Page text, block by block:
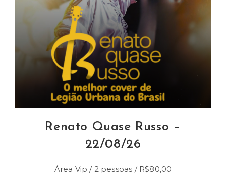
Renato Quase Russo –
22/08/26
Área Vip / 2 pessoas / R$80,00